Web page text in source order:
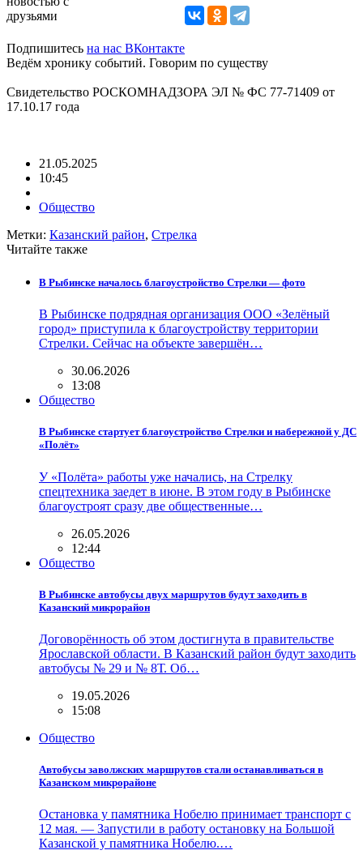
друзьями
Подпишитесь на нас ВКонтакте
Ведём хронику событий. Говорим по существу
Свидетельство РОСКОМНАДЗОРА ЭЛ № ФС 77-71409 от
17.10.17 года
21.05.2025
10:45
Общество
Метки: Казанский район, Стрелка
Читайте также
В Рыбинске началось благоустройство Стрелки — фото
В Рыбинске подрядная организация ООО «Зелёный
город» приступила к благоустройству территории
Стрелки. Сейчас на объекте завершён…
30.06.2026
13:08
Общество
В Рыбинске стартует благоустройство Стрелки и набережной у ДС
«Полёт»
У «Полёта» работы уже начались, на Стрелку
спецтехника заедет в июне. В этом году в Рыбинске
благоустроят сразу две общественные…
26.05.2026
12:44
Общество
В Рыбинске автобусы двух маршрутов будут заходить в
Казанский микрорайон
Договорённость об этом достигнута в правительстве
Ярославской области. В Казанский район будут заходить
автобусы № 29 и № 8Т. Об…
19.05.2026
15:08
Общество
Автобусы заволжских маршрутов стали останавливаться в
Казанском микрорайоне
Остановка у памятника Нобелю принимает транспорт с
12 мая. — Запустили в работу остановку на Большой
Казанской у памятника Нобелю.…